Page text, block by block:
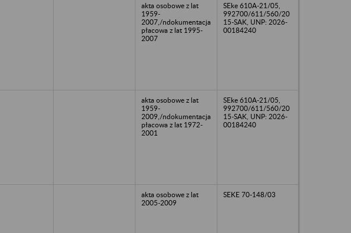
akta osobowe z lat
1959-
2007,/ndokumentacja
płacowa z lat 1995-
2007
SEke 610A-21/05,
992700/611/560/20
15-SAK, UNP: 2026-
00184240
akta osobowe z lat
1959-
2009,/ndokumentacja
płacowa z lat 1972-
2001
SEke 610A-21/05,
992700/611/560/20
15-SAK, UNP: 2026-
00184240
akta osobowe z lat
2005-2009
SEKE 70-148/03